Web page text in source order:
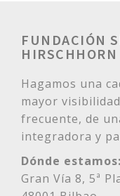
FUNDACIÓN
Hagamos una
mayor
frecuente, de
integradora y
Dónde estamos:
Gran Vía 8, 5ª